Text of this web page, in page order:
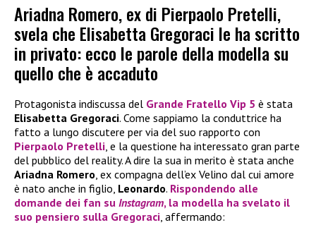
Ariadna Romero, ex di Pierpaolo Pretelli,
svela che Elisabetta Gregoraci le ha scritto
in privato: ecco le parole della modella su
quello che è accaduto
Protagonista indiscussa del Grande Fratello Vip 5 è stata
Elisabetta Gregoraci. Come sappiamo la conduttrice ha
fatto a lungo discutere per via del suo rapporto con
Pierpaolo Pretelli, e la questione ha interessato gran parte
del pubblico del reality. A dire la sua in merito è stata anche
Ariadna Romero, ex compagna dell’ex Velino dal cui amore
è nato anche in figlio, Leonardo. Rispondendo alle
domande dei fan su Instagram, la modella ha svelato il
suo pensiero sulla Gregoraci, affermando: